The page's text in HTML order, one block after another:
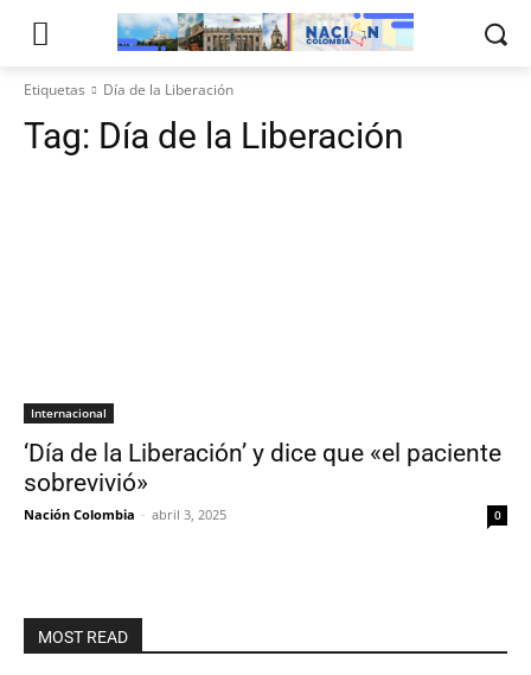
Etiquetas Día de la Liberación
Tag: Día de la Liberación
Internacional
‘Día de la Liberación’ y dice que «el paciente
sobrevivió»
Nación Colombia - abril 3, 2025 0
MOST READ